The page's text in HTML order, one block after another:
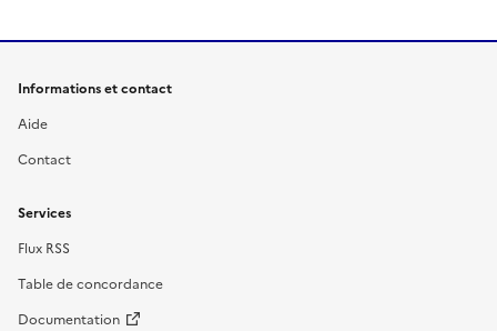
Informations et contact
Aide
Contact
Services
Flux RSS
Table de concordance
Documentation